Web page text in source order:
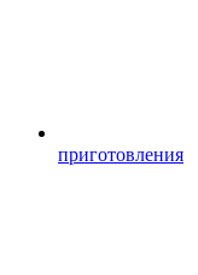
приготовления